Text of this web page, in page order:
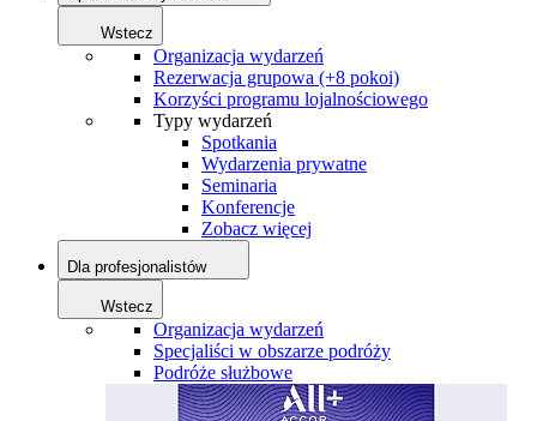
Wstecz
Organizacja wydarzeń
Rezerwacja grupowa (+8 pokoi)
Korzyści programu lojalnościowego
Typy wydarzeń
Spotkania
Wydarzenia prywatne
Seminaria
Konferencje
Zobacz więcej
Dla profesjonalistów
Wstecz
Organizacja wydarzeń
Specjaliści w obszarze podróży
Podróże służbowe